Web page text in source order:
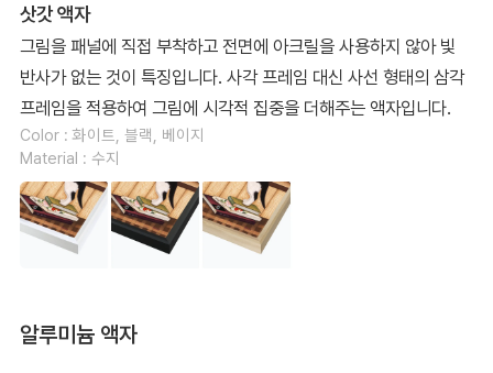
삿갓 액자
그림을 패널에 직접 부착하고 전면에 아크릴을 사용하지 않아 빛
반사가 없는 것이 특징입니다. 사각 프레임 대신 사선 형태의 삼각
프레임을 적용하여 그림에 시각적 집중을 더해주는 액자입니다.
Color : 화이트, 블랙, 베이지
Material : 수지
알루미늄 액자